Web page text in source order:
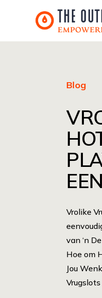
Blog
Vrolike
van ‘n
Hoe om
Jou